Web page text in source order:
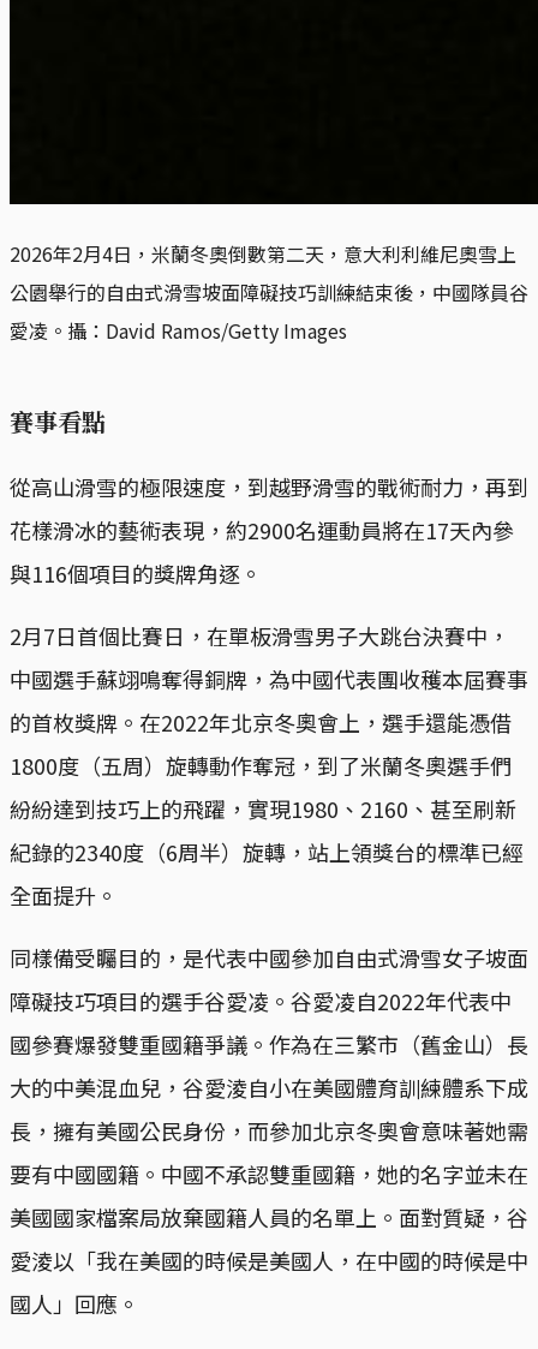
2026年2月4日，米蘭冬奧倒數第二天，意大利利維尼奧雪上
公園舉行的自由式滑雪坡面障礙技巧訓練結束後，中國隊員谷
愛凌。攝：David Ramos/Getty Images
賽事看點
從高山滑雪的極限速度，到越野滑雪的戰術耐力，再到
花樣滑冰的藝術表現，約2900名運動員將在17天內參
與116個項目的獎牌角逐。
2月7日首個比賽日，在單板滑雪男子大跳台決賽中，
中國選手蘇翊鳴奪得銅牌，為中國代表團收穫本屆賽事
的首枚獎牌。在2022年北京冬奧會上，選手還能憑借
1800度（五周）旋轉動作奪冠，到了米蘭冬奧選手們
紛紛達到技巧上的飛躍，實現1980、2160、甚至刷新
紀錄的2340度（6周半）旋轉，站上領獎台的標準已經
全面提升。
同樣備受矚目的，是代表中國參加自由式滑雪女子坡面
障礙技巧項目的選手谷愛凌。谷愛凌自2022年代表中
國參賽爆發雙重國籍爭議。作為在三繁市（舊金山）長
大的中美混血兒，谷愛淩自小在美國體育訓練體系下成
長，擁有美國公民身份，而參加北京冬奧會意味著她需
要有中國國籍。中國不承認雙重國籍，她的名字並未在
美國國家檔案局放棄國籍人員的名單上。面對質疑，谷
愛淩以「我在美國的時候是美國人，在中國的時候是中
國人」回應。